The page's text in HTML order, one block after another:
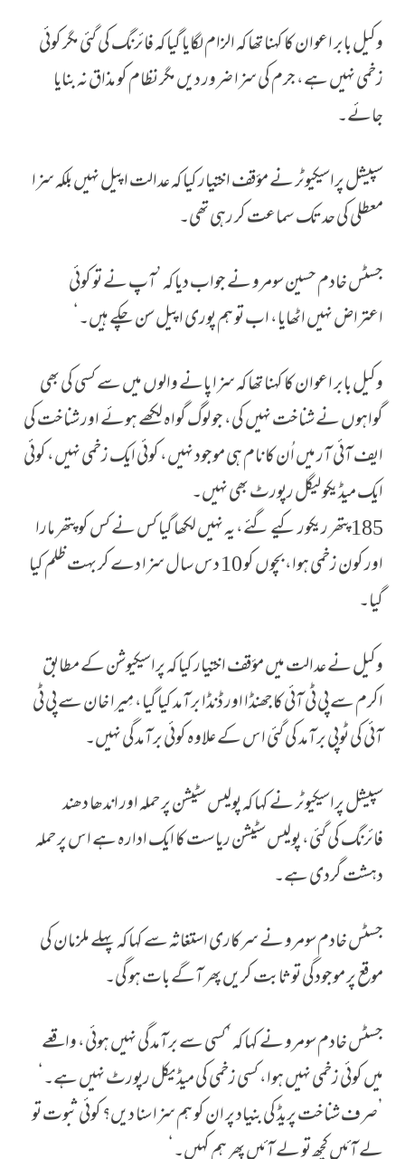
وکیل بابر اعوان کا کہنا تھا کہ الزام لگایا گیا کہ فائرنگ کی گئی مگر کوئی
زخمی نہیں ہے، جرم کی سزا ضرور دیں مگر نظام کو مذاق نہ بنایا
جائے۔
سپیشل پراسیکیوٹر نے مؤقف اختیار کیا کہ عدالت اپیل نہیں بلکہ سزا
معطلی کی حد تک سماعت کر رہی تھی۔
جسٹس خادم حسین سومرو نے جواب دیا کہ ’آپ نے تو کوئی
اعتراض نہیں اٹھایا، اب تو ہم پوری اپیل سن چکے ہیں۔‘
وکیل بابر اعوان کا کہنا تھا کہ سزا پانے والوں میں سے کسی کی بھی
گواہوں نے شناخت نہیں کی، جو لوگ گواہ لکھے ہوئے اور شناخت کی
ایف آئی آر میں اُن کا نام ہی موجود نہیں، کوئی ایک زخمی نہیں، کوئی
ایک میڈیکو لیگل رپورٹ بھی نہیں۔
185 پتھر ریکور کیے گئے، یہ نہیں لکھا گیا کس نے کس کو پتھر مارا
اور کون زخمی ہوا، بچوں کو 10 دس سال سزا دے کر بہت ظلم کیا
گیا۔
وکیل نے عدالت میں مؤقف اختیار کیا کہ پراسیکیوشن کے مطابق
اکرم سے پی ٹی آئی کا جھنڈا اور ڈنڈا برآمد کیا گیا، مِیرا خان سے پی ٹی
آئی کی ٹوپی برآمد کی گئی اس کے علاوہ کوئی برآمدگی نہیں۔
سپیشل پراسیکیوٹر نے کہا کہ پولیس سٹیشن پر حملہ اور اندھا دھند
فائرنگ کی گئی، پولیس سٹیشن ریاست کا ایک ادارہ ہے اس پر حملہ
دہشت گردی ہے۔
جسٹس خادم سومرو نے سرکاری استغاثہ سے کہا کہ پہلے ملزمان کی
موقع پر موجودگی تو ثابت کریں پھر آگے بات ہو گی۔
جسٹس خادم سومرو نے کہا کہ ’کسی سے برآمدگی نہیں ہوئی، واقعے
میں کوئی زخمی نہیں ہوا، کسی زخمی کی میڈیکل رپورٹ نہیں ہے۔‘
’صرف شناخت پریڈ کی بنیاد پر ان کو ہم سزا سنا دیں؟ کوئی ثبوت تو